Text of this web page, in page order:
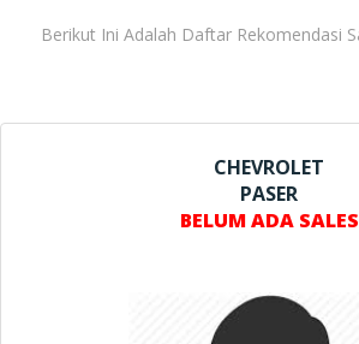
Berikut Ini Adalah Daftar Rekomendasi
CHEVROLET
PASER
BELUM ADA SALES